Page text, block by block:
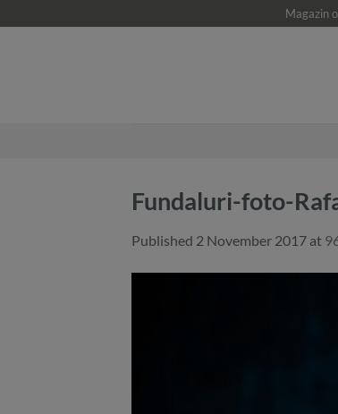
to
Magazin
Fundaluri-foto-
Published 2 November 2017 at